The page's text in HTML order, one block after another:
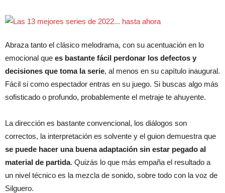
Abraza tanto el clásico melodrama, con su acentuación en lo
emocional que es bastante fácil perdonar los defectos y
decisiones que toma la serie, al menos en su capítulo inaugural.
Fácil si como espectador entras en su juego. Si buscas algo más
sofisticado o profundo, probablemente el metraje te ahuyente.
La dirección es bastante convencional, los diálogos son
correctos, la interpretación es solvente y el guion demuestra que
se puede hacer una buena adaptación sin estar pegado al
material de partida. Quizás lo que más empaña el resultado a
un nivel técnico es la mezcla de sonido, sobre todo con la voz de
Silguero.